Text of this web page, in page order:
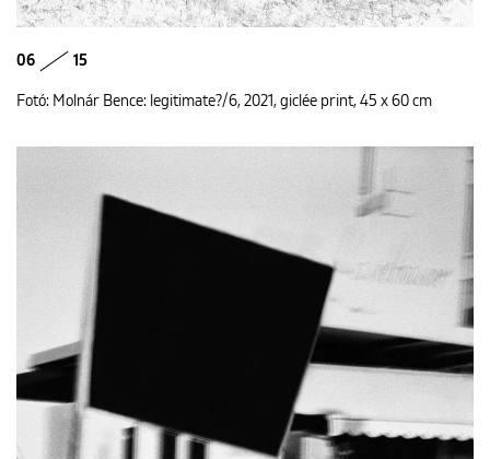
06 15
Fotó: Molnár Bence: legitimate?/6, 2021, giclée print, 45 x 60 cm